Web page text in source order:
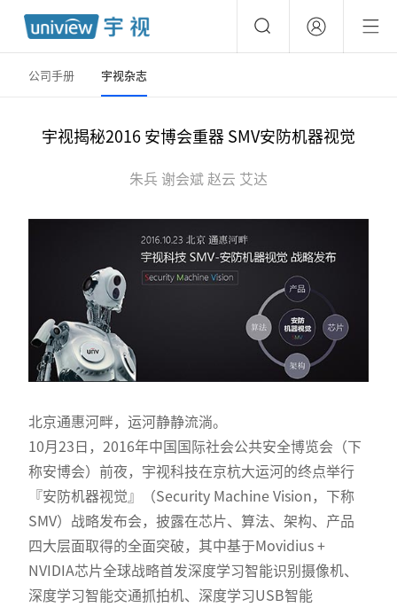
公司手册 宇视杂志
宇视揭秘2016 安博会重器 SMV安防机器视觉
朱兵 谢会斌 赵云 艾达
北京通惠河畔，运河静静流淌。
10月23日，2016年中国国际社会公共安全博览会（下
称安博会）前夜，宇视科技在京杭大运河的终点举行
『安防机器视觉』（Security Machine Vision，下称
SMV）战略发布会，披露在芯片、算法、架构、产品
四大层面取得的全面突破，其中基于Movidius +
NVIDIA芯片全球战略首发深度学习智能识别摄像机、
深度学习智能交通抓拍机、深度学习USB智能